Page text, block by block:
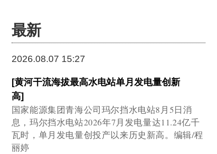
最新
2026.08.07 15:27
[黄河干流海拔最高水电站单月发电量创新
高]
国家能源集团青海公司玛尔挡水电站8月5日消
息，玛尔挡水电站2026年7月发电量达11.24亿千
瓦时，单月发电量创投产以来历史新高。编辑/程
丽婷